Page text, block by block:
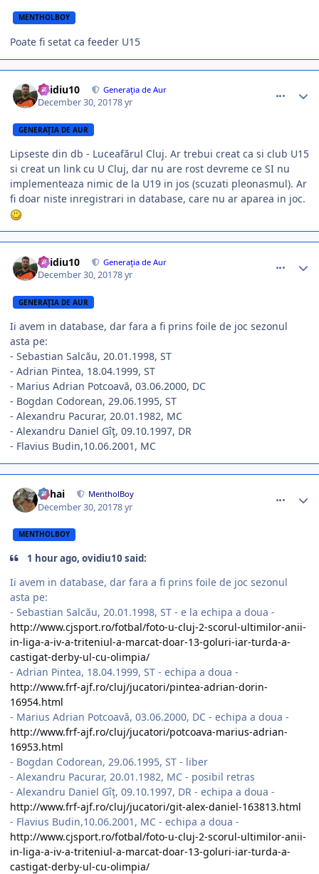
MENTHOLBOY
Poate fi setat ca feeder U15
ovidiu10 Generaţia de Aur
December 30, 20178 yr
GENERAŢIA DE AUR
Lipseste din db - Luceafărul Cluj. Ar trebui creat ca si club U15
si creat un link cu U Cluj, dar nu are rost devreme ce SI nu
implementeaza nimic de la U19 in jos (scuzati pleonasmul). Ar
fi doar niste inregistrari in database, care nu ar aparea in joc.
ovidiu10 Generaţia de Aur
December 30, 20178 yr
GENERAŢIA DE AUR
Ii avem in database, dar fara a fi prins foile de joc sezonul
asta pe:
- Sebastian Salcău, 20.01.1998, ST
- Adrian Pintea, 18.04.1999, ST
- Marius Adrian Potcoavă, 03.06.2000, DC
- Bogdan Codorean, 29.06.1995, ST
- Alexandru Pacurar, 20.01.1982, MC
- Alexandru Daniel Gîţ, 09.10.1997, DR
- Flavius Budin,10.06.2001, MC
Mihai MentholBoy
December 30, 20178 yr
MENTHOLBOY
1 hour ago, ovidiu10 said:
Ii avem in database, dar fara a fi prins foile de joc sezonul
asta pe:
- Sebastian Salcău, 20.01.1998, ST - e la echipa a doua -
http://www.cjsport.ro/fotbal/foto-u-cluj-2-scorul-ultimilor-anii-
in-liga-a-iv-a-triteniul-a-marcat-doar-13-goluri-iar-turda-a-
castigat-derby-ul-cu-olimpia/
- Adrian Pintea, 18.04.1999, ST - echipa a doua -
http://www.frf-ajf.ro/cluj/jucatori/pintea-adrian-dorin-
16954.html
- Marius Adrian Potcoavă, 03.06.2000, DC - echipa a doua -
http://www.frf-ajf.ro/cluj/jucatori/potcoava-marius-adrian-
16953.html
- Bogdan Codorean, 29.06.1995, ST - liber
- Alexandru Pacurar, 20.01.1982, MC - posibil retras
- Alexandru Daniel Gîţ, 09.10.1997, DR - echipa a doua -
http://www.frf-ajf.ro/cluj/jucatori/git-alex-daniel-163813.html
- Flavius Budin,10.06.2001, MC - echipa a doua -
http://www.cjsport.ro/fotbal/foto-u-cluj-2-scorul-ultimilor-anii-
in-liga-a-iv-a-triteniul-a-marcat-doar-13-goluri-iar-turda-a-
castigat-derby-ul-cu-olimpia/